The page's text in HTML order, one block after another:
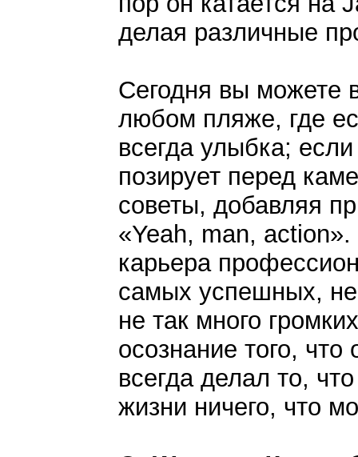
делая различные
Сегодня вы можете
любом пляже, где
всегда улыбка;
позирует перед
советы, добавляя
«Yeah, man,
карьера
самых успешных, не
не так много
осознание того,
всегда делал то,
жизни ничего, что